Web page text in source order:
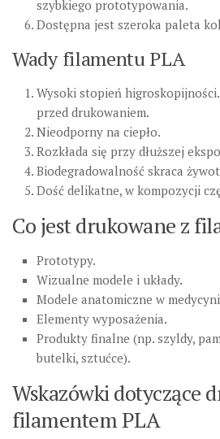
szybkiego prototypowania.
Dostępna jest szeroka paleta
Wady filamentu PLA
Wysoki stopień
przed drukowaniem.
Nieodporny na ciepło.
Rozkłada się przy dłuższej
Biodegradowalność skraca
Dość delikatne, w kompozycji
Co jest drukowane z
Prototypy.
Wizualne modele i układy.
Modele anatomiczne w
Elementy wyposażenia.
Produkty finalne (np. szyldy,
butelki, sztućce).
Wskazówki dotyczące
filamentem PLA